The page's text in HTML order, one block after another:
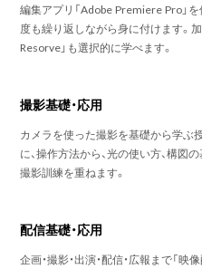
編集アプリ「Adobe Premiere Pro」
度も繰り返しながら身に付けます。
Resorve」も選択的に学べます。
撮影基礎・応用
カメラを使った撮影を基礎から学ぶ
に、操作方法から、光の使い方、構図
撮影訓練を重ねます。
配信基礎・応用
企画・撮影・出演・配信・広報まで「